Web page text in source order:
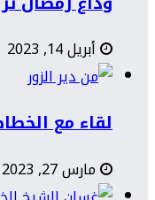
أبريل 14, 2023
لقاء مع
مارس 27, 2023